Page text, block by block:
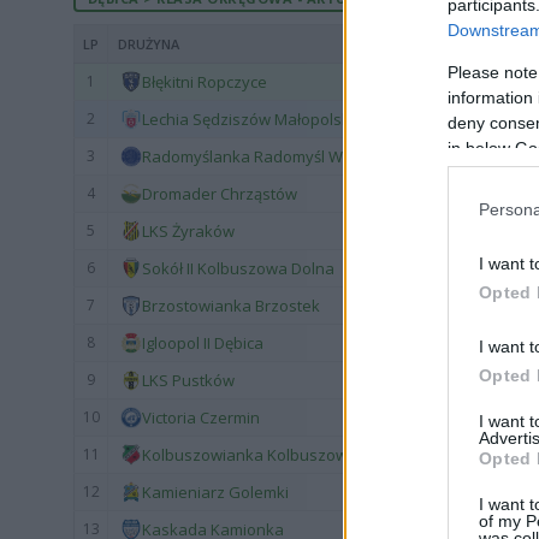
Please
information
deny
in below
I want
Opted
I want
Opted
I want
Opted
I want
of my
LP DRUŻYNA
1 Błękitni Ropczyce
2 Lechia Sędziszów Małopolski
3 Radomyślanka Radomyśl Wielki
4 Dromader Chrząstów
5 LKS Żyraków
6 Sokół II Kolbuszowa Dolna
7 Brzostowianka Brzostek
8 Igloopol II Dębica
9 LKS Pustków
10 Victoria Czermin
11 Kolbuszowianka Kolbuszowa
12 Kamieniarz Golemki
13 Kaskada Kamionka